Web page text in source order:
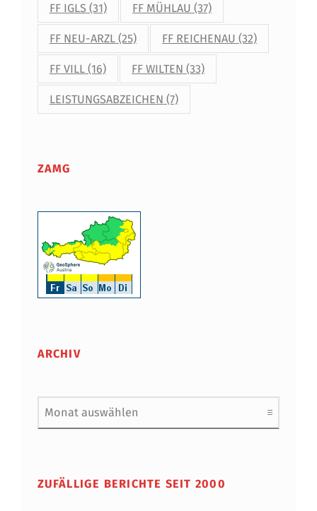
FF IGLS (31) FF MÜHLAU (37)
FF NEU-ARZL(25) FF REICHENAU (32)
FF VILL(16) FF WILTEN (33)
LEISTUNGSABZEICHEN (7)
ZAMG
ARCHIV
Archiv
ZUFÄLLIGE BERICHTE SEIT 2000